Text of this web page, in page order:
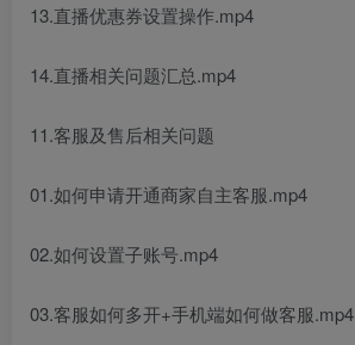
13.直播优惠券设置操作.mp4
14.直播相关问题汇总.mp4
11.客服及售后相关问题
01.如何申请开通商家自主客服.mp4
02.如何设置子账号.mp4
03.客服如何多开+手机端如何做客服.mp4